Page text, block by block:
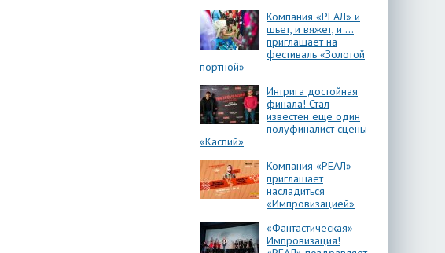
Компания «РЕАЛ» и
шьет, и вяжет, и …
приглашает на
фестиваль «Золотой
портной»
Интрига достойная
финала! Стал
известен еще один
полуфиналист сцены
«Каспий»
Компания «РЕАЛ»
приглашает
насладиться
«Импровизацией»
«Фантастическая»
Импровизация!